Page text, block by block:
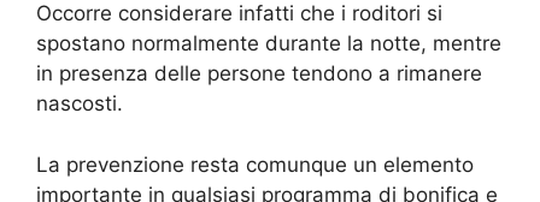
Occorre considerare infatti che i roditori si
spostano normalmente durante la notte, mentre
in presenza delle persone tendono a rimanere
nascosti.
La prevenzione resta comunque un elemento
importante in qualsiasi programma di bonifica e